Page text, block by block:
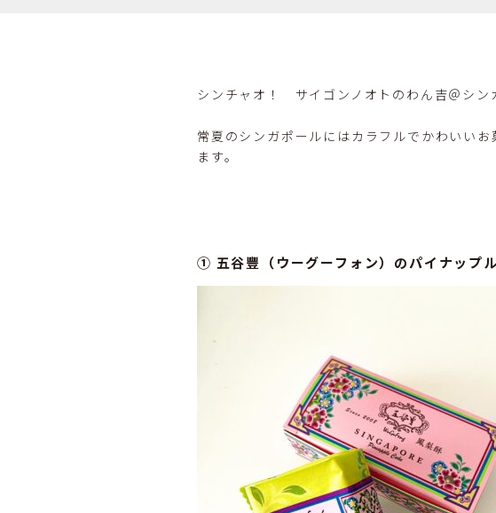
シンチャオ！ サイゴンノオトのわん吉＠シン
常夏のシンガポールにはカラフルでかわいい
ます。
① 五谷豐（ウーグーフォン）のパイナップ